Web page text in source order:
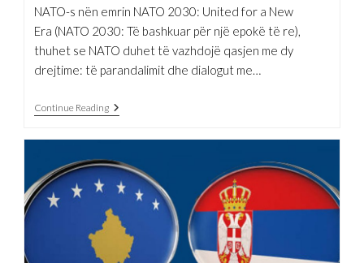
NATO-s nën emrin NATO 2030: United for a New
Era (NATO 2030: Të bashkuar për një epokë të re),
thuhet se NATO duhet të vazhdojë qasjen me dy
drejtime: të parandalimit dhe dialogut me…
Continue ReadingRusia,
Ringjallja
Të Vjetër